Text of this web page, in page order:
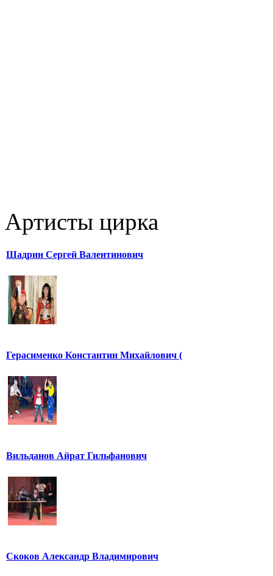
Артисты цирка
Шадрин Сергей Валентинович
Герасименко Константин Михайлович (
Вильданов Айрат Гильфанович
Скоков Александр Владимирович